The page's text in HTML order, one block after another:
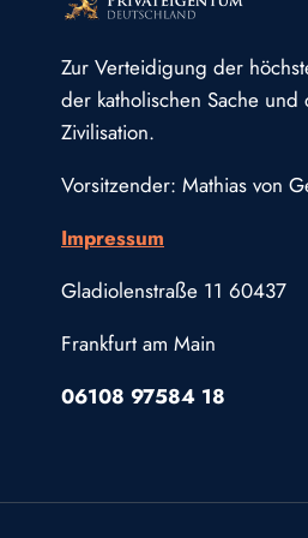
Zur Verteidigung der
der katholischen Sache
Zivilisation.
Vorsitzender: Mathias von
Impressum
Gladiolenstraße 11 60437
Frankfurt am Main
06108 97584 18